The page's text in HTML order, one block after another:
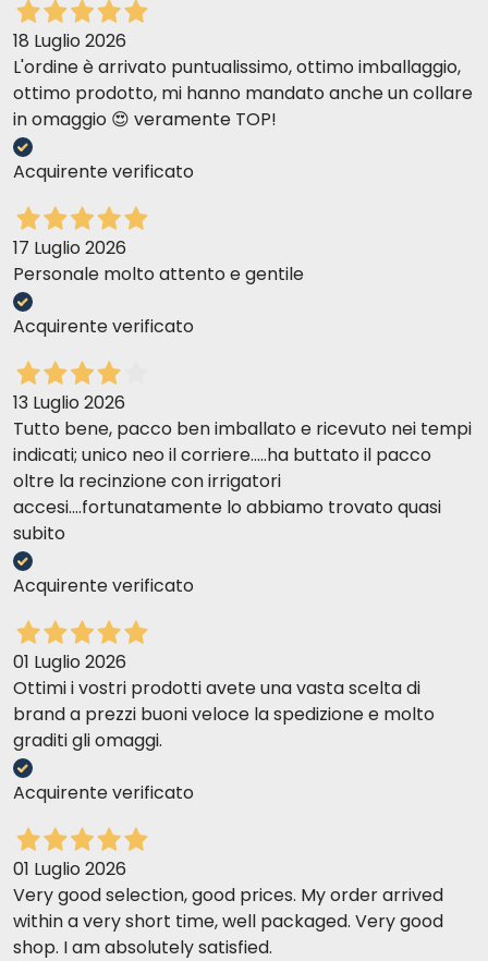
18 Luglio 2026
L'ordine è arrivato puntualissimo, ottimo imballaggio,
ottimo prodotto, mi hanno mandato anche un collare
in omaggio 😍 veramente TOP!
Acquirente verificato
17 Luglio 2026
Personale molto attento e gentile
Acquirente verificato
13 Luglio 2026
Tutto bene, pacco ben imballato e ricevuto nei tempi
indicati; unico neo il corriere.....ha buttato il pacco
oltre la recinzione con irrigatori
accesi....fortunatamente lo abbiamo trovato quasi
subito
Acquirente verificato
01 Luglio 2026
Ottimi i vostri prodotti avete una vasta scelta di
brand a prezzi buoni veloce la spedizione e molto
graditi gli omaggi.
Acquirente verificato
01 Luglio 2026
Very good selection, good prices. My order arrived
within a very short time, well packaged. Very good
shop. I am absolutely satisfied.